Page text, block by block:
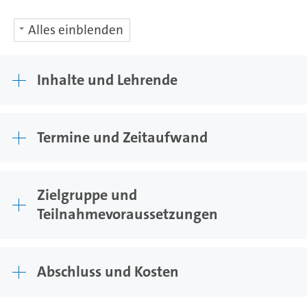
Alles einblenden
Inhalte und Lehrende
Termine und Zeitaufwand
Zielgruppe und
Teilnahmevoraussetzungen
Abschluss und Kosten